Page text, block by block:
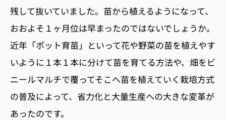
残して抜いていました。苗から植えるようになって、
おおよそ１ヶ月位は早まったのではないでしょうか。
近年「ポット育苗」といって花や野菜の苗を植えやす
いように１本１本に分けて苗を育てる方法や、畑をビ
ニールマルチで覆ってそこへ苗を植えていく栽培方式
の普及によって、省力化と大量生産への大きな変革が
あったのです。